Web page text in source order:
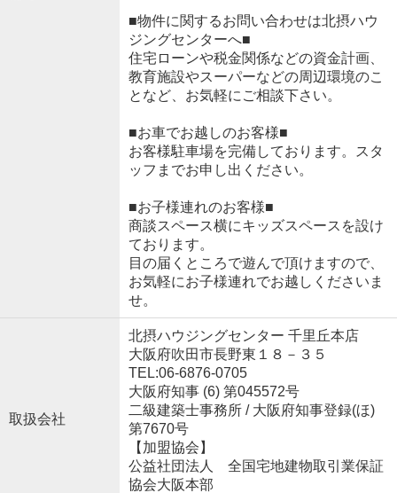
■物件に関するお問い合わせは北摂ハウ
ジングセンターへ■
住宅ローンや税金関係などの資金計画、
教育施設やスーパーなどの周辺環境のこ
となど、お気軽にご相談下さい。
■お車でお越しのお客様■
お客様駐車場を完備しております。スタ
ッフまでお申し出ください。
■お子様連れのお客様■
商談スペース横にキッズスペースを設け
ております。
目の届くところで遊んで頂けますので、
お気軽にお子様連れでお越しくださいま
せ。
取扱会社
北摂ハウジングセンター 千里丘本店
大阪府吹田市長野東１８－３５
TEL:06-6876-0705
大阪府知事 (6) 第045572号
二級建築士事務所 / 大阪府知事登録(ほ)
第7670号
【加盟協会】
公益社団法人 全国宅地建物取引業保証
協会大阪本部